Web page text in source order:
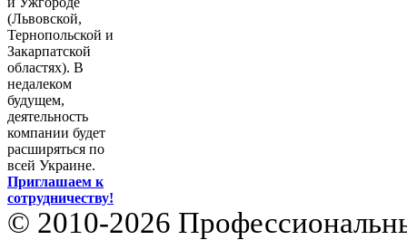
(Львовской,
Тернопольской и
Закарпатской
областях). В
недалеком
будущем,
деятельность
компании будет
расширяться по
всей Украине.
Приглашаем к
сотрудничеству!
© 2010-2026